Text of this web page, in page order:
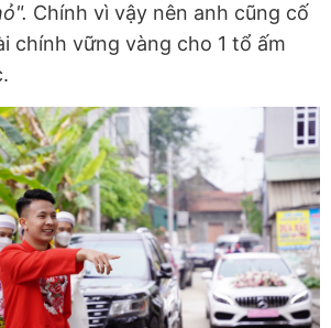
Chính vì vậy nên anh cũng cố
chính vững vàng cho 1 tổ ấm